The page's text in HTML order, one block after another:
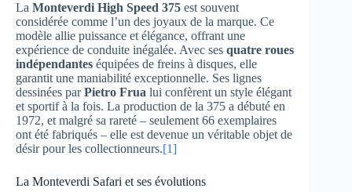
La Monteverdi High Speed 375 est souvent
considérée comme l’un des joyaux de la marque. Ce
modèle allie puissance et élégance, offrant une
expérience de conduite inégalée. Avec ses quatre roues
indépendantes équipées de freins à disques, elle
garantit une maniabilité exceptionnelle. Ses lignes
dessinées parPietro Frua lui confèrent un style élégant
et sportif à la fois. La production de la 375 a débuté en
1972, et malgré sa rareté – seulement 66 exemplaires
ont été fabriqués – elle est devenue un véritable objet de
désir pour les collectionneurs.[1]
La Monteverdi Safari et ses évolutions